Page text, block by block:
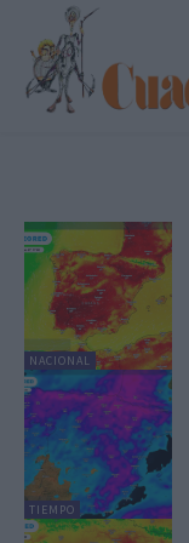
NACIONAL
TIEMPO